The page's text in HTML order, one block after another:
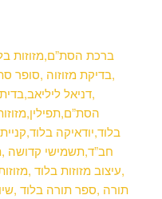
ברכת הסת”ם,מזוזות
,בדיקת מזוזוה ,סופר
,דניאל
בלוד,יודאיקה
חב”ד,תשמישי קדושה
,עיצוב מזוזות בלוד
תורה ,ספר תורה בלוד